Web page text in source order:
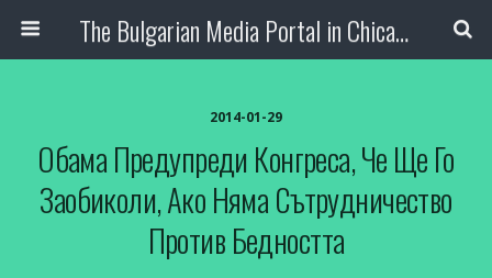
The Bulgarian Media Portal in Chicago
2014-01-29
Обама Предупреди Конгреса, Че Ще Го
Заобиколи, Ако Няма Сътрудничество
Против Бедността